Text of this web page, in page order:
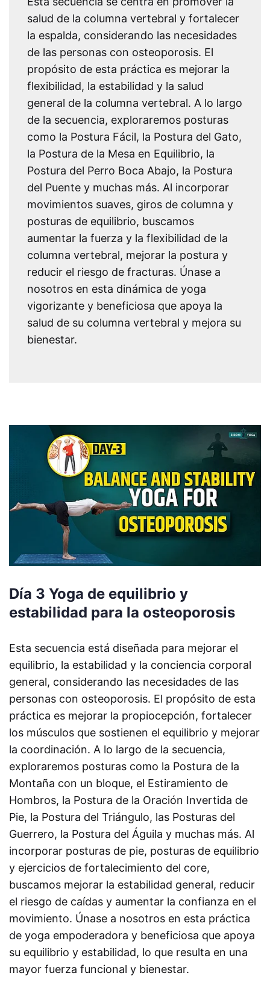
salud de la columna vertebral y fortalecer
la espalda, considerando las necesidades
de las personas con osteoporosis. El
propósito de esta práctica es mejorar la
flexibilidad, la estabilidad y la salud
general de la columna vertebral. A lo largo
de la secuencia, exploraremos posturas
como la Postura Fácil, la Postura del Gato,
la Postura de la Mesa en Equilibrio, la
Postura del Perro Boca Abajo, la Postura
del Puente y muchas más. Al incorporar
movimientos suaves, giros de columna y
posturas de equilibrio, buscamos
aumentar la fuerza y ​​la flexibilidad de la
columna vertebral, mejorar la postura y
reducir el riesgo de fracturas. Únase a
nosotros en esta dinámica de yoga
vigorizante y beneficiosa que apoya la
salud de su columna vertebral y mejora su
bienestar.
Día 3 Yoga de equilibrio y
estabilidad para la osteoporosis
Esta secuencia está diseñada para mejorar el
equilibrio, la estabilidad y la conciencia corporal
general, considerando las necesidades de las
personas con osteoporosis. El propósito de esta
práctica es mejorar la propiocepción, fortalecer
los músculos que sostienen el equilibrio y mejorar
la coordinación. A lo largo de la secuencia,
exploraremos posturas como la Postura de la
Montaña con un bloque, el Estiramiento de
Hombros, la Postura de la Oración Invertida de
Pie, la Postura del Triángulo, las Posturas del
Guerrero, la Postura del Águila y muchas más. Al
incorporar posturas de pie, posturas de equilibrio
y ejercicios de fortalecimiento del core,
buscamos mejorar la estabilidad general, reducir
el riesgo de caídas y aumentar la confianza en el
movimiento. Únase a nosotros en esta práctica
de yoga empoderadora y beneficiosa que apoya
su equilibrio y estabilidad, lo que resulta en una
mayor fuerza funcional y bienestar.